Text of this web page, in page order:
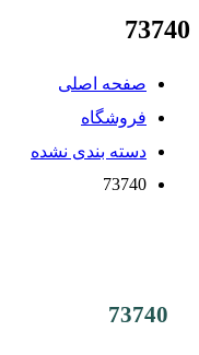
73740
صفحه اصلی
فروشگاه
دسته بندی نشده
73740
73740